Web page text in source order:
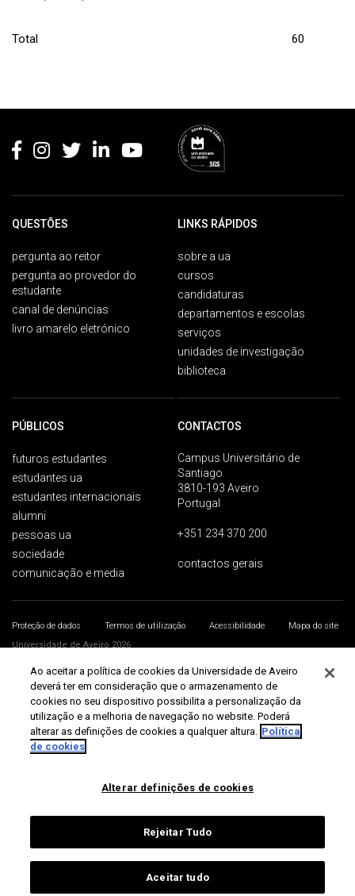
Total 60
QUESTÕES
pergunta ao reitor
pergunta ao provedor do
estudante
canal de denúncias
livro amarelo eletrónico
LINKS RÁPIDOS
sobre a ua
cursos
candidaturas
departamentos e escolas
serviços
unidades de investigação
biblioteca
PÚBLICOS
futuros estudantes
estudantes ua
estudantes internacionais
alumni
pessoas ua
sociedade
comunicação e media
CONTACTOS
Campus Universitário de
Santiago
3810-193 Aveiro
Portugal
+351 234 370 200
contactos gerais
Proteção de dados Termos de utilização Acessibilidade
Mapa do site
Universidade de Aveiro 2026
Ao aceitar a política de cookies da Universidade de Aveiro
deverá ter em consideração que o armazenamento de
cookies no seu dispositivo possibilita a personalização da
utilização e a melhoria de navegação no website. Poderá
alterar as definições de cookies a qualquer altura. Política
de cookies
Alterar definições de cookies
Rejeitar Tudo
Aceitar tudo